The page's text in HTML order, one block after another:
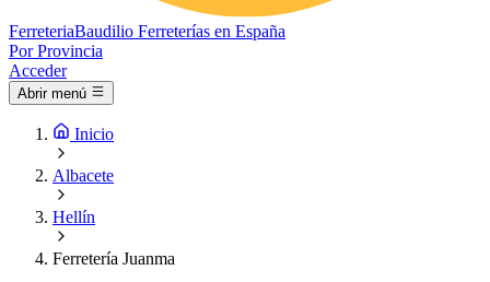
FerreteriaBaudilio Ferreterías en España
Por Provincia
Acceder
Abrir menú
Inicio
Albacete
Hellín
Ferretería Juanma